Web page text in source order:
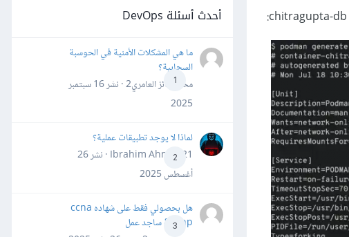
أحدث أسئلة DevOps
1
ما هي المشكلات الأمنية في الحوسبة
السحابية؟
محمد فائز العامري2 · نشر
16 سبتمبر
2025
2
لماذا لا يوجد تطبيقات عملية؟
Ibrahim Ahmed21 · نشر
26
أغسطس 2025
3
هل بحصولي فقط على شهاده ccna
&ccnp ساجد عمل